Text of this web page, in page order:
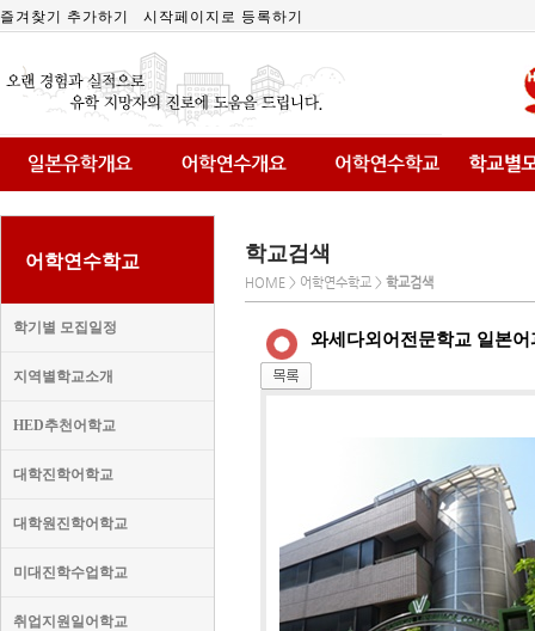
즐겨찾기 추가하기 시작페이지로 등록하기
어학연수학교
학기별 모집일정
지역별학교소개
HED추천어학교
대학진학어학교
대학원진학어학교
미대진학수업학교
취업지원일어학교
학교검색
HOME > 어학연수학교 > 학교검색
와세다외어전문학교 일본어